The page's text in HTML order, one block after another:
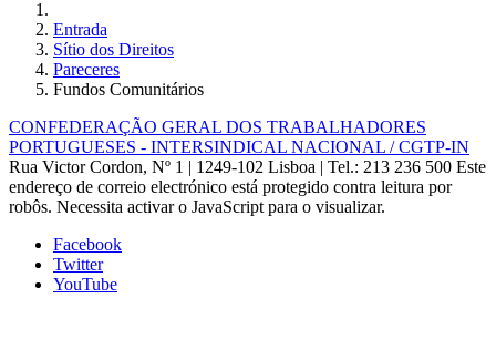
Entrada
Sítio dos Direitos
Pareceres
Fundos Comunitários
CONFEDERAÇÃO GERAL DOS TRABALHADORES
PORTUGUESES - INTERSINDICAL NACIONAL / CGTP-IN
Rua Victor Cordon, Nº 1 | 1249-102 Lisboa | Tel.: 213 236 500 Este
endereço de correio electrónico está protegido contra leitura por
robôs. Necessita activar o JavaScript para o visualizar.
Facebook
Twitter
YouTube